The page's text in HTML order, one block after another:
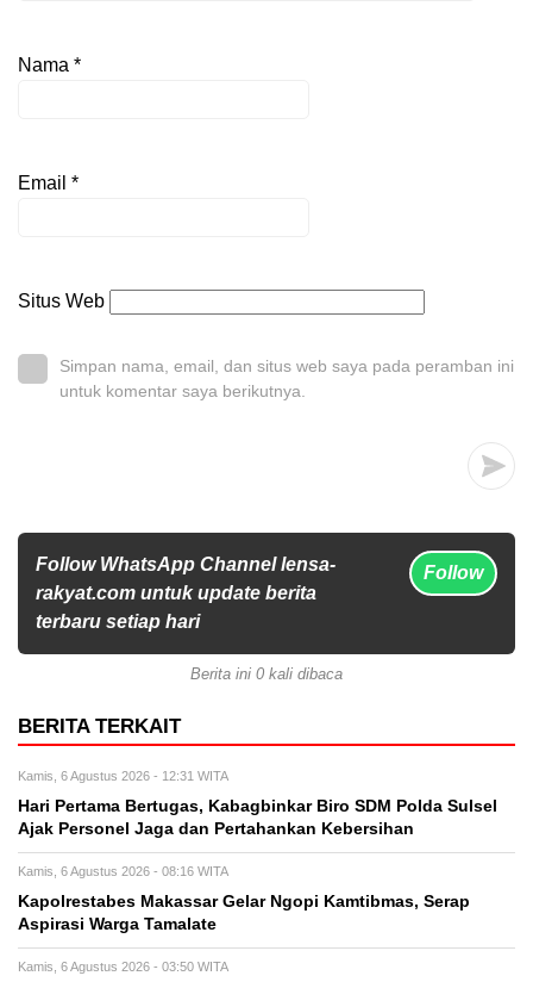
Nama *
Email *
Situs Web
Simpan nama, email, dan situs web saya pada peramban ini
untuk komentar saya berikutnya.
Follow WhatsApp Channel lensa-
rakyat.com untuk update berita
terbaru setiap hari
Follow
Berita ini 0 kali dibaca
BERITA TERKAIT
Kamis, 6 Agustus 2026 - 12:31 WITA
Hari Pertama Bertugas, Kabagbinkar Biro SDM Polda Sulsel
Ajak Personel Jaga dan Pertahankan Kebersihan
Kamis, 6 Agustus 2026 - 08:16 WITA
Kapolrestabes Makassar Gelar Ngopi Kamtibmas, Serap
Aspirasi Warga Tamalate
Kamis, 6 Agustus 2026 - 03:50 WITA